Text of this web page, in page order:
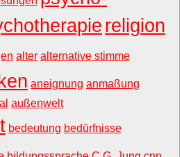
religion
alter alternative stimme
aneignung anmaßung
außenwelt
bedeutung bedürfnisse